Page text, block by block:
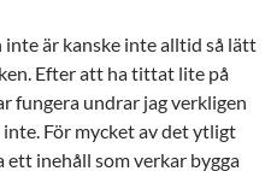
inte är kanske inte alltid så lätt
Efter att ha tittat lite på
fungera undrar jag verkligen
För mycket av det ytligt
ett inehåll som verkar bygga